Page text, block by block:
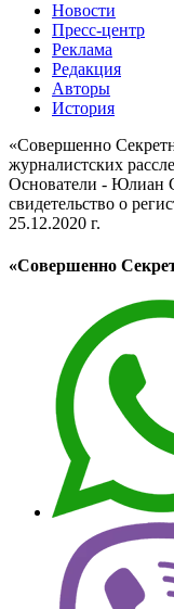
Новости
Пресс-центр
Реклама
Редакция
Авторы
История
«Совершенно
журналистских
Основатели - Юлиан
свидетельство о
25.12.2020 г.
«Совершенно